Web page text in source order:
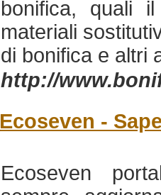
bonifica, quali
materiali
di bonifica e altri
http://
Ecoseven -
Ecoseven